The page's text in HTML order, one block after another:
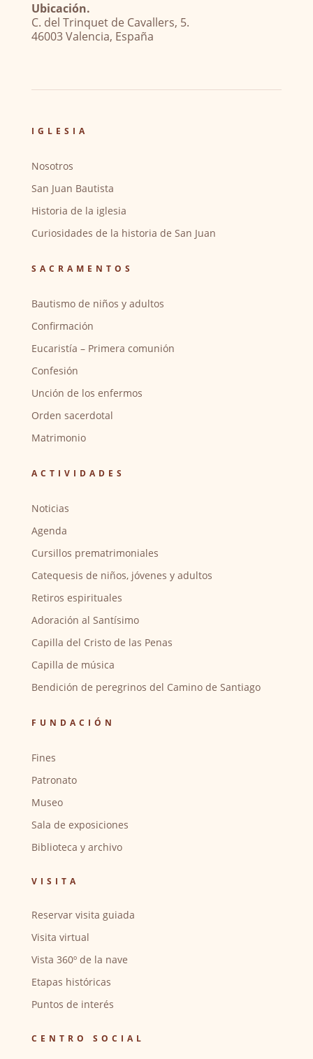
Ubicación.
C. del Trinquet de Cavallers, 5.
46003 Valencia, España
IGLESIA
Nosotros
San Juan Bautista
Historia de la iglesia
Curiosidades de la historia de San Juan
SACRAMENTOS
Bautismo de niños y adultos
Confirmación
Eucaristía – Primera comunión
Confesión
Unción de los enfermos
Orden sacerdotal
Matrimonio
ACTIVIDADES
Noticias
Agenda
Cursillos prematrimoniales
Catequesis de niños, jóvenes y adultos
Retiros espirituales
Adoración al Santísimo
Capilla del Cristo de las Penas
Capilla de música
Bendición de peregrinos del Camino de Santiago
FUNDACIÓN
Fines
Patronato
Museo
Sala de exposiciones
Biblioteca y archivo
VISITA
Reservar visita guiada
Visita virtual
Vista 360º de la nave
Etapas históricas
Puntos de interés
CENTRO SOCIAL